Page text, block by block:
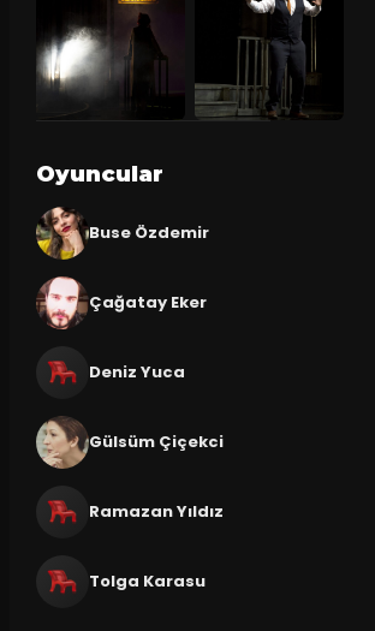
Oyuncular
Buse Özdemir
Çağatay Eker
Deniz Yuca
Gülsüm Çiçekci
Ramazan Yıldız
Tolga Karasu